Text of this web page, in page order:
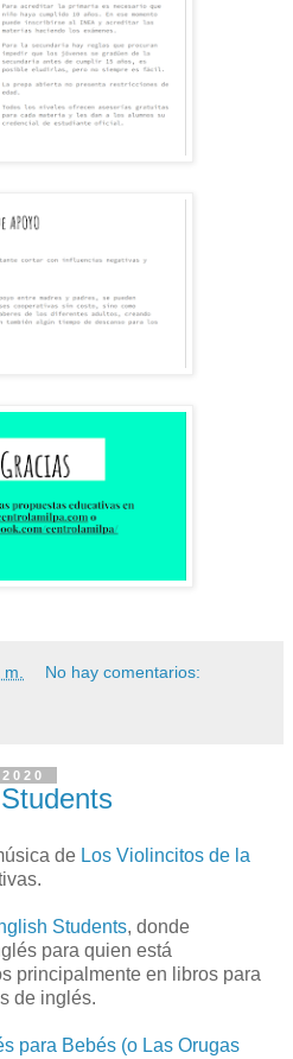
No hay comentarios:
de Los Violincitos de la
Students, donde
para quien está
principalmente en libros para
de inglés.
para Bebés (o Las Orugas